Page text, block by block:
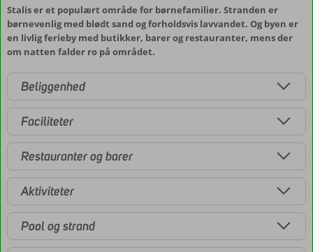
Stalis er et populært område for børnefamilier. Stranden er
børnevenlig med blødt sand og forholdsvis lavvandet. Og byen er
en livlig ferieby med butikker, barer og restauranter, mens der
om natten falder ro på området.
Beliggenhed
Faciliteter
Restauranter og barer
Aktiviteter
Pool og strand